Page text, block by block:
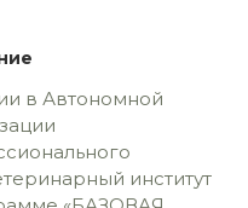
в Автономной
институт